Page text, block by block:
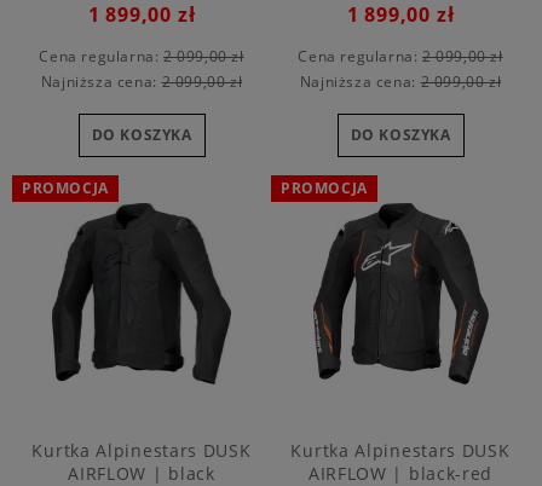
1 899,00 zł
Cena regularna: 2 099,00 zł
Najniższa cena:2 099,00 zł
DO KOSZYKA
1 899,00 zł
Cena regularna: 2 099,00 zł
Najniższa cena:2 099,00 zł
DO KOSZYKA
Kurtka Alpinestars DUSK
AIRFLOW | black
PROMOCJA
Kurtka Alpinestars DUSK
AIRFLOW | black-red
PROMOCJA